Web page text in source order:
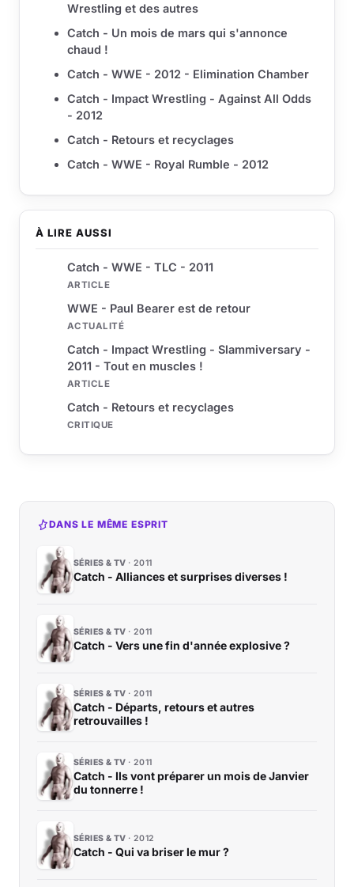
À LIRE AUSSI
Catch - WWE - TLC - 2011
ARTICLE
WWE - Paul Bearer est de retour
ACTUALITÉ
Catch - Impact Wrestling - Slammiversary -
2011 - Tout en muscles !
ARTICLE
Catch - Retours et recyclages
CRITIQUE
Wrestling et des autres
Catch - Un mois de mars qui s'annonce
chaud !
Catch - WWE - 2012 - Elimination Chamber
Catch - Impact Wrestling - Against All Odds
- 2012
Catch - Retours et recyclages
Catch - WWE - Royal Rumble - 2012
DANS LE MÊME ESPRIT
SÉRIES & TV 2011
Catch - Alliances et surprises diverses !
SÉRIES & TV 2011
Catch - Vers une fin d'année explosive ?
SÉRIES & TV 2011
Catch - Départs, retours et autres
retrouvailles !
SÉRIES & TV 2011
Catch - Ils vont préparer un mois de Janvier
du tonnerre !
SÉRIES & TV 2012
Catch - Qui va briser le mur ?